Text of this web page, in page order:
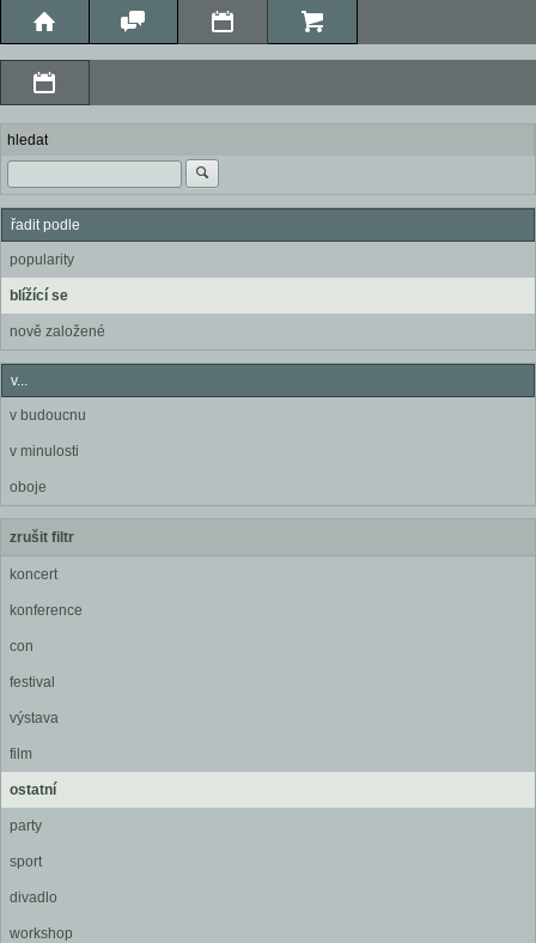
hledat
řadit podle
popularity
blížící se
nově založené
v...
v budoucnu
v minulosti
oboje
zrušit filtr
koncert
konference
con
festival
výstava
film
ostatní
party
sport
divadlo
workshop